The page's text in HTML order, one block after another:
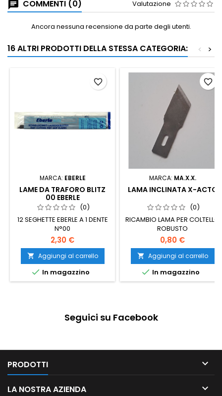
COMMENTI (0) Valutazione
Ancora nessuna recensione da parte degli utenti.
16 ALTRI PRODOTTI DELLA STESSA CATEGORIA: >
<
MARCA: EBERLE
LAME DA TRAFORO BLITZ
00 EBERLE
(0)
12 SEGHETTE EBERLE A 1 DENTE
N°00
2,30 €
 Aggiungi al carrello
 In magazzino
favorite_border
MARCA: MA.X.X.
LAMA INCLINATA X-ACTO
(0)
RICAMBIO LAMA PER COLTELLO
ROBUSTO
0,80 €
 Aggiungi al carrello
 In magazzino
favorite_border
Seguici su Facebook
PRODOTTI 
LA NOSTRA AZIENDA 